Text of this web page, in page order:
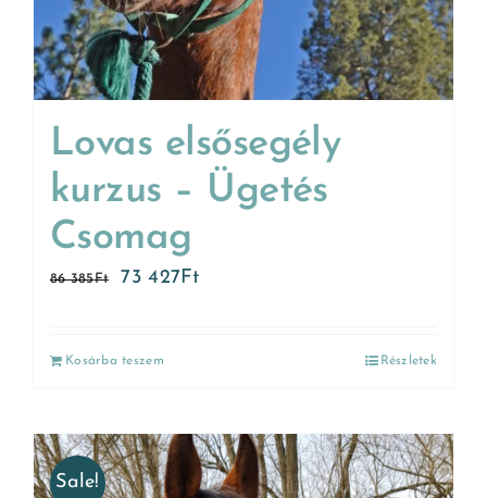
Lovas elsősegély
kurzus – Ügetés
Csomag
86 385Ft 73 427Ft
Kosárba teszem Részletek
Sale!